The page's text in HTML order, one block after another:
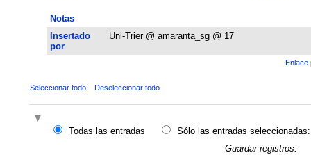
Notas
Insertado
por
Uni-Trier @ amaranta_sg @ 17
Enlace
Seleccionar todo Deseleccionar todo
Todas las entradas
Sólo las entradas seleccionadas:
Guardar registros: